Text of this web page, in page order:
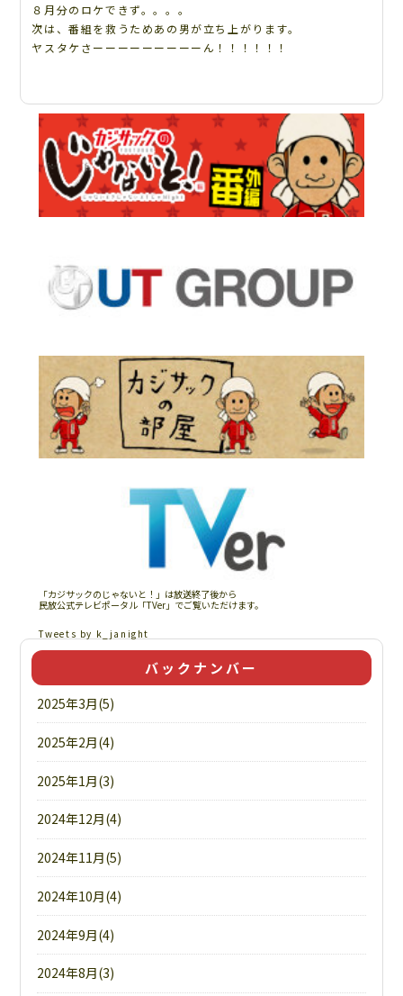
８月分のロケできず。。。。
次は、番組を救うためあの男が立ち上がります。
ヤスタケさーーーーーーーーーん！！！！！！
「カジサックのじゃないと！」は放送終了後から
民放公式テレビポータル「TVer」でご覧いただけます。
Tweets by k_janight
バックナンバー
2025年3月(5)
2025年2月(4)
2025年1月(3)
2024年12月(4)
2024年11月(5)
2024年10月(4)
2024年9月(4)
2024年8月(3)